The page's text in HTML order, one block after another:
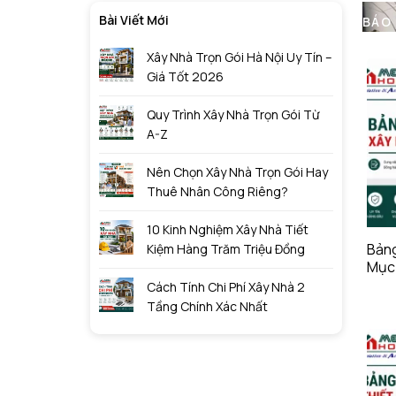
Bài Viết Mới
Xây Nhà Trọn Gói Hà Nội Uy Tín –
Giá Tốt 2026
Quy Trình Xây Nhà Trọn Gói Từ
A-Z
Nên Chọn Xây Nhà Trọn Gói Hay
Thuê Nhân Công Riêng?
10 Kinh Nghiệm Xây Nhà Tiết
Kiệm Hàng Trăm Triệu Đồng
Cách Tính Chi Phí Xây Nhà 2
Tầng Chính Xác Nhất
BÁO
Mục